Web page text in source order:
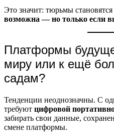
Это значит: тюрьмы
возможна — но только если
Платформы
миру или к ещё
садам?
Тенденции неоднозначны. С
требуют цифровой
забирать свои данные,
смене платформы.